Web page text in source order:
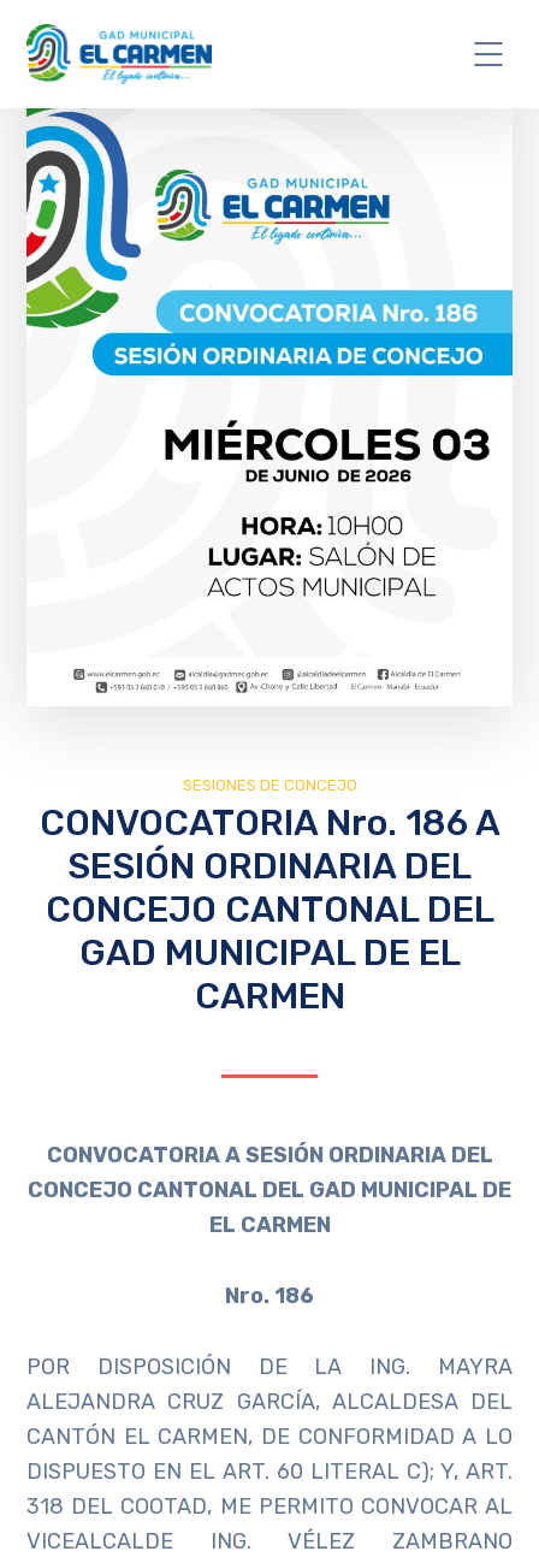
SESIONES DE CONCEJO
CONVOCATORIA Nro. 186 A
SESIÓN ORDINARIA DEL
CONCEJO CANTONAL DEL
GAD MUNICIPAL DE EL
CARMEN
CONVOCATORIA A SESIÓN ORDINARIA DEL
CONCEJO CANTONAL DEL GAD MUNICIPAL DE
EL CARMEN
Nro. 186
POR DISPOSICIÓN DE LA ING. MAYRA
ALEJANDRA CRUZ GARCÍA, ALCALDESA DEL
CANTÓN EL CARMEN, DE CONFORMIDAD A LO
DISPUESTO EN EL ART. 60 LITERAL C); Y, ART.
318 DEL COOTAD, ME PERMITO CONVOCAR AL
VICEALCALDE ING. VÉLEZ ZAMBRANO